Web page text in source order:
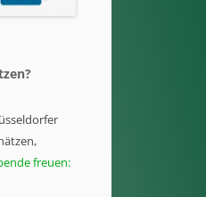
freuen: